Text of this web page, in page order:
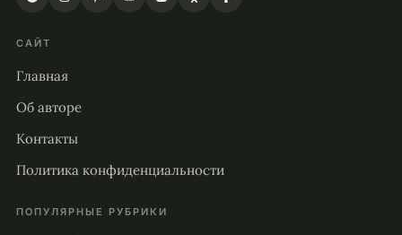
САЙТ
Главная
Об авторе
Контакты
Политика конфиденциальности
ПОПУЛЯРНЫЕ РУБРИКИ